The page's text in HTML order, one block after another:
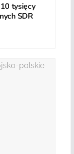
tysięcy
SDR